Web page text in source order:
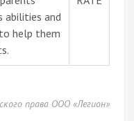
abilities and
help them
права ООО «Легион»